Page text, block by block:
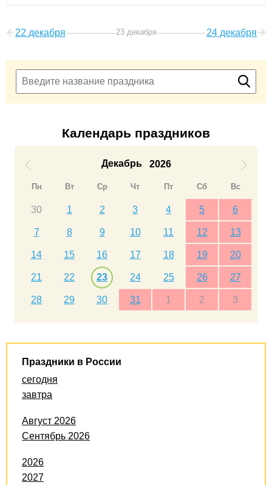
22 декабря 23 декабря 24 декабря
Календарь праздников
Декабрь 2026
Пн Вт Ср Чт Пт Сб Вс
30 1 2 3 4 5 6
7 8 9 10 11 12 13
14 15 16 17 18 19 20
21 22 23 24 25 26 27
28 29 30 31 1 2 3
Праздники в России
сегодня
завтра
Август 2026
Сентябрь 2026
2026
2027